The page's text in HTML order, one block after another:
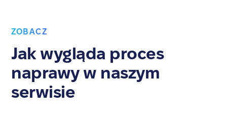
ZOBACZ
Jak wygląda proces
naprawy w naszym
serwisie